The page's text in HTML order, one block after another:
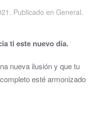
. Publicado en General.
ti este nuevo día.
nueva ilusión y que tu
esté armonizado